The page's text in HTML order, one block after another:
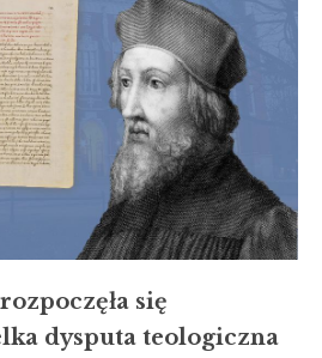
się
dysputa teologiczna